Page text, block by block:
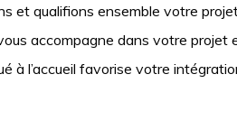
et qualifions ensemble votre
accompagne dans votre projet
à l’accueil favorise votre